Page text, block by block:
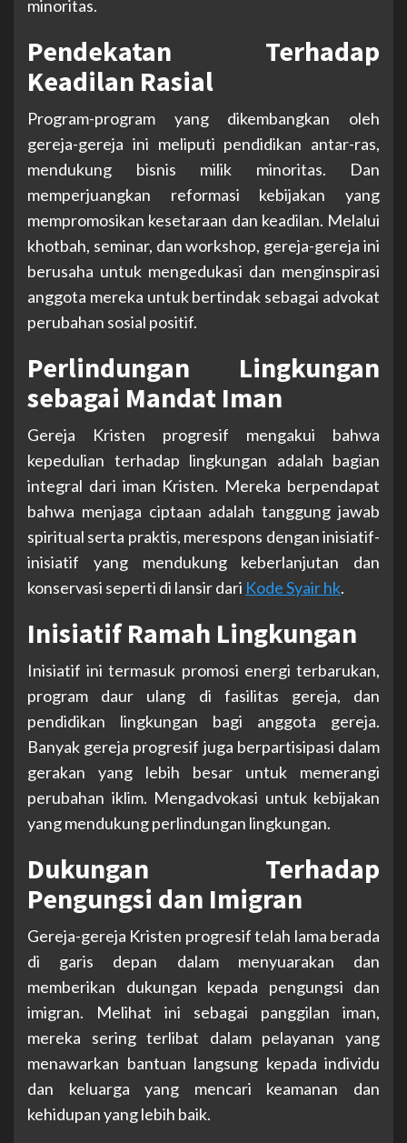
minoritas.
Pendekatan Terhadap
Keadilan Rasial
Program-program yang dikembangkan oleh
gereja-gereja ini meliputi pendidikan antar-ras,
mendukung bisnis milik minoritas. Dan
memperjuangkan reformasi kebijakan yang
mempromosikan kesetaraan dan keadilan. Melalui
khotbah, seminar, dan workshop, gereja-gereja ini
berusaha untuk mengedukasi dan menginspirasi
anggota mereka untuk bertindak sebagai advokat
perubahan sosial positif.
Perlindungan Lingkungan
sebagai Mandat Iman
Gereja Kristen progresif mengakui bahwa
kepedulian terhadap lingkungan adalah bagian
integral dari iman Kristen. Mereka berpendapat
bahwa menjaga ciptaan adalah tanggung jawab
spiritual serta praktis, merespons dengan inisiatif-
inisiatif yang mendukung keberlanjutan dan
konservasi seperti di lansir dari Kode Syair hk.
Inisiatif Ramah Lingkungan
Inisiatif ini termasuk promosi energi terbarukan,
program daur ulang di fasilitas gereja, dan
pendidikan lingkungan bagi anggota gereja.
Banyak gereja progresif juga berpartisipasi dalam
gerakan yang lebih besar untuk memerangi
perubahan iklim. Mengadvokasi untuk kebijakan
yang mendukung perlindungan lingkungan.
Dukungan Terhadap
Pengungsi dan Imigran
Gereja-gereja Kristen progresif telah lama berada
di garis depan dalam menyuarakan dan
memberikan dukungan kepada pengungsi dan
imigran. Melihat ini sebagai panggilan iman,
mereka sering terlibat dalam pelayanan yang
menawarkan bantuan langsung kepada individu
dan keluarga yang mencari keamanan dan
kehidupan yang lebih baik.